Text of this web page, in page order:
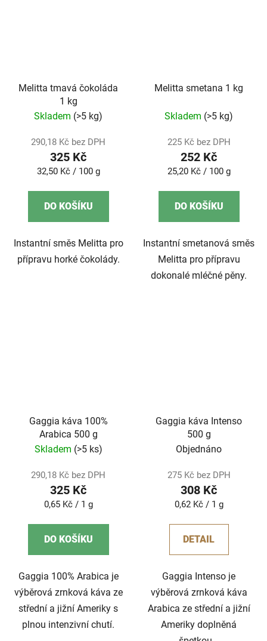
Melitta tmavá čokoláda
1 kg
Skladem (>5 kg)
290,18 Kč bez DPH
325 Kč
Měrná
32,50 Kč / 100 g
DO KOŠÍKU
Instantní směs Melitta pro
přípravu horké čokolády.
Melitta smetana 1 kg
Skladem (>5 kg)
225 Kč bez DPH
252 Kč
Měrná
25,20 Kč / 100 g
DO KOŠÍKU
Instantní smetanová směs
Melitta pro přípravu
dokonalé mléčné pěny.
Gaggia káva 100%
Arabica 500 g
Skladem (>5 ks)
290,18 Kč bez DPH
325 Kč
Měrná
0,65 Kč / 1 g
DO KOŠÍKU
Gaggia 100% Arabica je
výběrová zrnková káva ze
střední a jižní Ameriky s
plnou intenzivní chutí.
Gaggia káva Intenso
500 g
Objednáno
275 Kč bez DPH
308 Kč
Měrná
0,62 Kč / 1 g
DETAIL
Gaggia Intenso je
výběrová zrnková káva
Arabica ze střední a jižní
Ameriky doplněná